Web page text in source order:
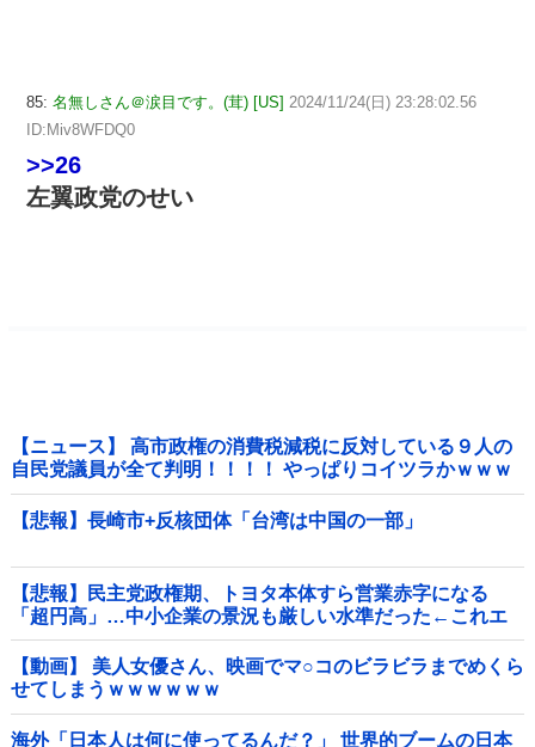
85: 名無しさん＠涙目です。(茸) [US] 2024/11/24(日) 23:28:02.56
ID:Miv8WFDQ0
>>26
左翼政党のせい
【ニュース】 高市政権の消費税減税に反対している９人の
自民党議員が全て判明！！！！ やっぱりコイツラかｗｗｗ
ｗｗ
【悲報】長崎市+反核団体「台湾は中国の一部」
【悲報】民主党政権期、トヨタ本体すら営業赤字になる
「超円高」…中小企業の景況も厳しい水準だった←これエ
グいよな他
【動画】 美人女優さん、映画でマ○コのビラビラまでめくら
せてしまうｗｗｗｗｗｗ
海外「日本人は何に使ってるんだ？」 世界的ブームの日本